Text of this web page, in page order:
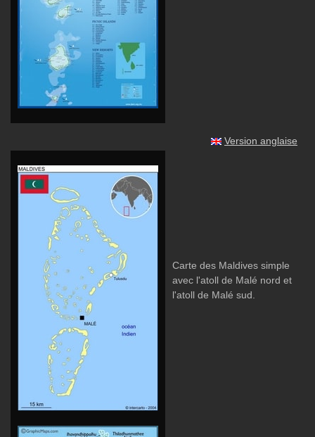
Version anglaise
Carte des Maldives simple
avec l'atoll de Malé nord et
l'atoll de Malé sud.